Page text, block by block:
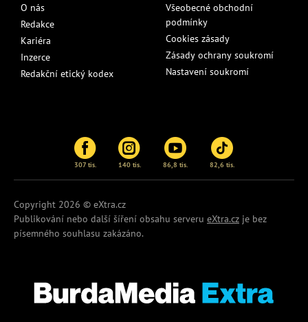
O nás
Redakce
Kariéra
Inzerce
Redakční etický kodex
Všeobecné obchodní
podmínky
Cookies zásady
Zásady ochrany soukromí
Nastavení soukromí
307 tis. 140 tis. 86,8 tis. 82,6 tis.
Copyright 2026 © eXtra.cz
Publikování nebo další šíření obsahu serveru eXtra.cz je bez
písemného souhlasu zakázáno.